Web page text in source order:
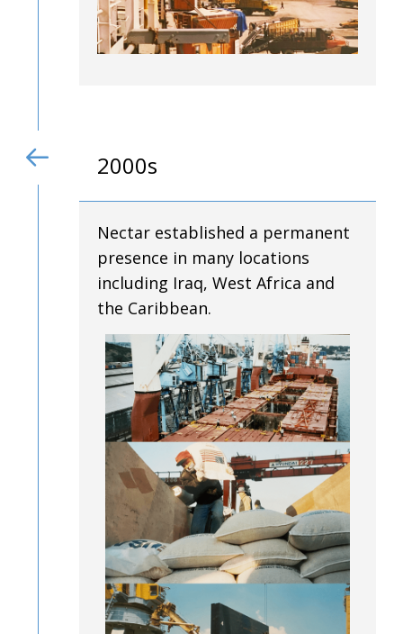
2000s
Nectar established a permanent
presence in many locations
including Iraq, West Africa and
the Caribbean.